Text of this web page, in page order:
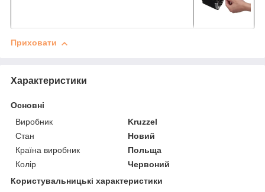
Приховати
Характеристики
Основні
Виробник
Kruzzel
Стан
Новий
Країна виробник
Польща
Колір
Червоний
Користувальницькі характеристики